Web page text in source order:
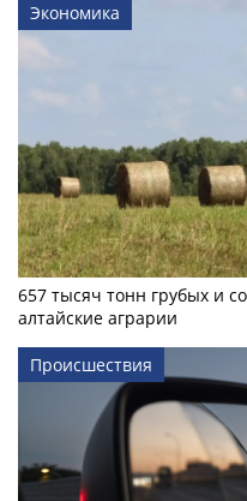
Экономика
657 тысяч тонн грубых и
алтайские аграрии
Происшествия